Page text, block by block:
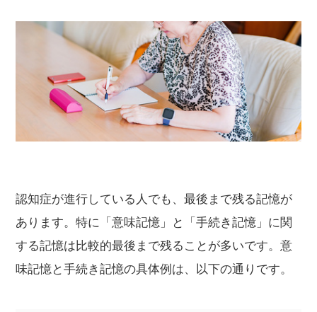
認知症が進行している人でも、最後まで残る記憶が
あります。特に「意味記憶」と「手続き記憶」に関
する記憶は比較的最後まで残ることが多いです。意
味記憶と手続き記憶の具体例は、以下の通りです。